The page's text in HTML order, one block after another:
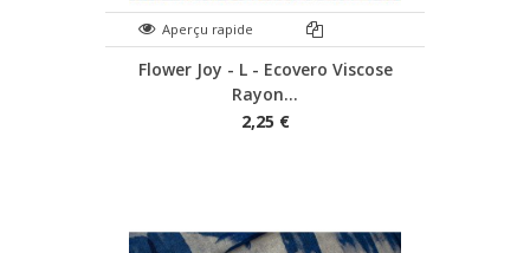
Aperçu rapide
Flower Joy - L - Ecovero Viscose
Rayon...
2,25 €